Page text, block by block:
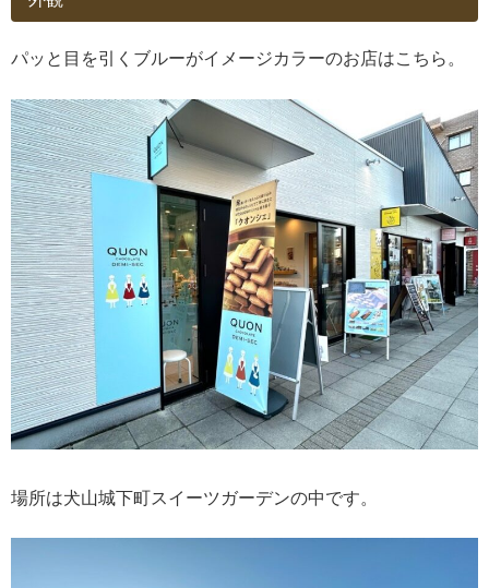
パッと目を引くブルーがイメージカラーのお店はこちら。
場所は犬山城下町スイーツガーデンの中です。